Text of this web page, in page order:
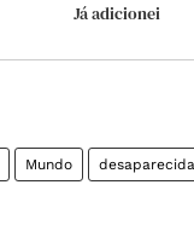
Já adicionei
Mundo desaparecida